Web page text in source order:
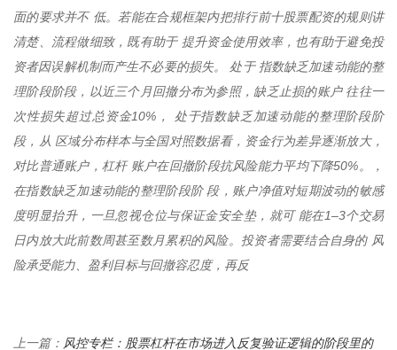
面的要求并不 低。若能在合规框架内把排行前十股票配资的规则讲
清楚、流程做细致，既有助于 提升资金使用效率，也有助于避免投
资者因误解机制而产生不必要的损失。 处于 指数缺乏加速动能的整
理阶段阶段，以近三个月回撤分布为参照，缺乏止损的账户 往往一
次性损失超过总资金10%， 处于指数缺乏加速动能的整理阶段阶
段，从 区域分布样本与全国对照数据看，资金行为差异逐渐放大，
对比普通账户，杠杆 账户在回撤阶段抗风险能力平均下降50%。，
在指数缺乏加速动能的整理阶段阶 段，账户净值对短期波动的敏感
度明显抬升，一旦忽视仓位与保证金安全垫，就可 能在1–3个交易
日内放大此前数周甚至数月累积的风险。投资者需要结合自身的 风
险承受能力、盈利目标与回撤容忍度，再反
上一篇： 风控专栏：股票杠杆在市场进入反复验证逻辑的阶段里的